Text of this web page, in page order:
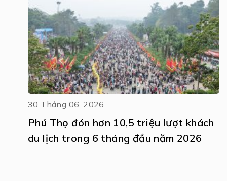
30 Tháng 06, 2026
Phú Thọ đón hơn 10,5 triệu lượt khách
du lịch trong 6 tháng đầu năm 2026